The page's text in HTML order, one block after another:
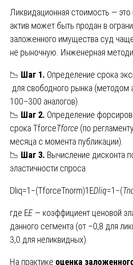
Ликвидационная стоимость — это
актив может быть продан в
заложенного имущества суд
не рыночную. Инженерная
📉 Шаг 1. Определение срока
для свободного рынка (методом
100–300 аналогов).
📉 Шаг 2. Определение
срока TforceTforce (по
месяца с момента публикации).
📉 Шаг 3. Вычисление дисконта
эластичности спроса:
Dliq=1−(TforceTnorm)1EDliq​=1−(T
где EE— коэффициент ценовой
данного сегмента (от –0,8 для
3,0 для неликвидных).
На практике оценка